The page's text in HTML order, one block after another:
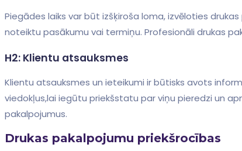
Piegādes laiks var būt izšķiroša loma, izvēloties
noteiktu pasākumu vai​ termiņu. Profesionāli drukas
H2: Klientu atsauksmes
Klientu atsauksmes un ieteikumi ir būtisks ‌avots⁢
viedokļus,lai ‌iegūtu⁣ priekšstatu par viņu pieredzi ‌un
pakalpojumus.
Drukas pakalpojumu priekšrocības